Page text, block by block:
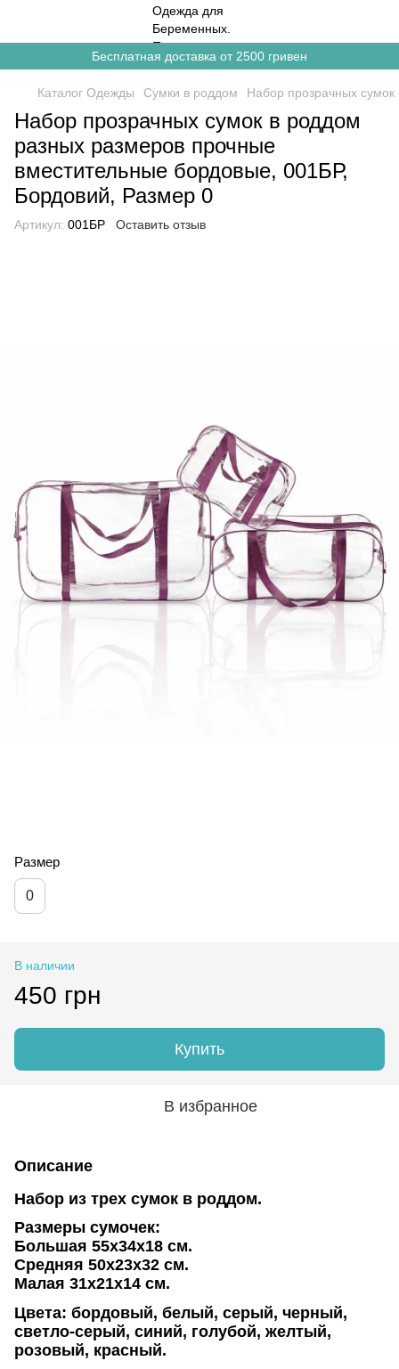
Бесплатная доставка от 2500 гривен
Каталог Одежды Сумки в роддом Набор прозрачных
Набор прозрачных сумок в роддом
разных размеров прочные
вместительные бордовые, 001БР,
Бордовий, Размер 0
Артикул: 001БР Оставить отзыв
Размер
0
В наличии
450 грн
Купить
В избранное
Описание
Набор из трех сумок в роддом.
Размеры сумочек:
Большая 55х34х18 см.
Средняя 50х23х32 см.
Малая 31х21х14 см.
Цвета: бордовый, белый, серый, черный,
светло-серый, синий, голубой, желтый,
розовый, красный.